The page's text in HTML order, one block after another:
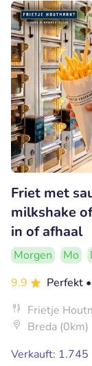
Friet met
milkshake
in of afhaal
Morgen Mo
9.9
Perfekt
Frietje
Breda (0km)
Verkauft: 1.745